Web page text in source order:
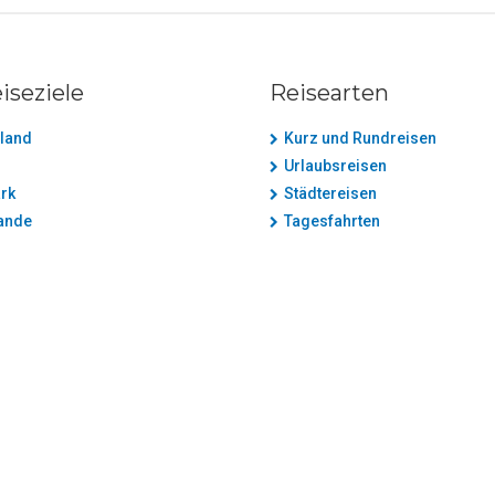
Reisearten
Kurz und Rundreisen
Urlaubsreisen
Städtereisen
Tagesfahrten